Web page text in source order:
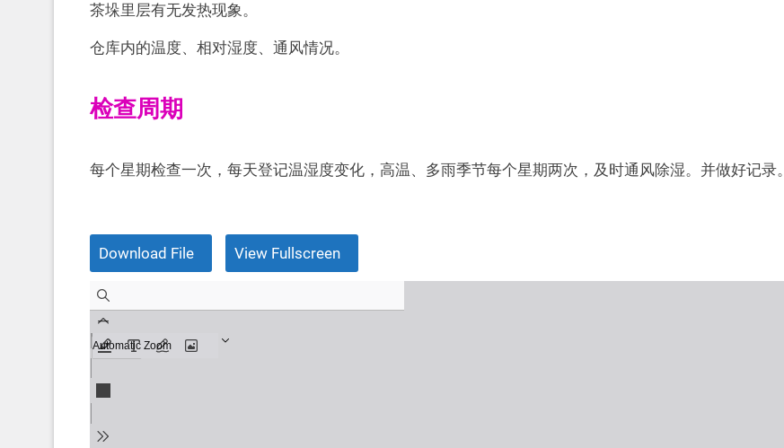
茶垛里层有无发热现象。
仓库内的温度、相对湿度、通风情况。
检查周期
每个星期检查一次，每天登记温湿度变化，高温、多雨季节每个星期两次，及时通风除湿。并做好记录。
Download File View Fullscreen